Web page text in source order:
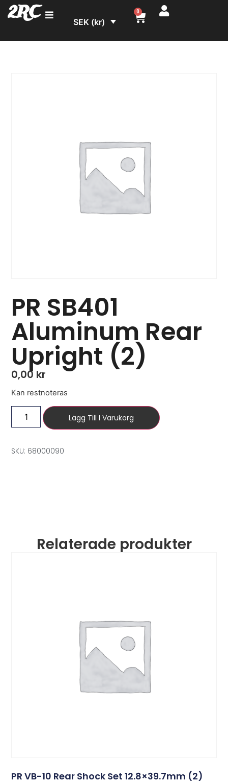
2RC SEK (kr)
0
PR SB401
Aluminum Rear
Upright (2)
0,00 kr
Kan restnoteras
Lägg Till I Varukorg
SKU: 68000090
Relaterade produkter
PR VB-10 Rear Shock Set 12.8×39.7mm (2)